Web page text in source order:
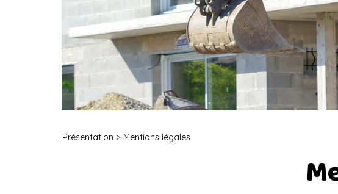
Présentation > Mentions légales